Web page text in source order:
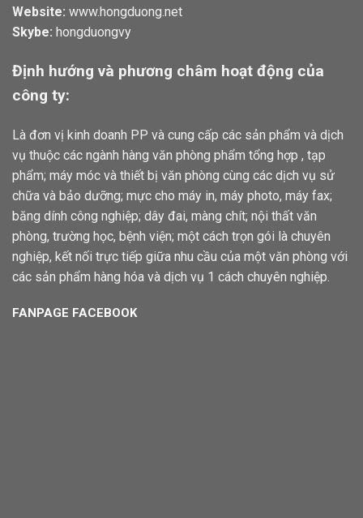
Website: www.hongduong.net
Skybe: hongduongvy
Định hướng và phương châm hoạt động của
công ty:
Là đơn vị kinh doanh PP và cung cấp các sản phẩm và dịch
vụ thuộc các ngành hàng văn phòng phẩm tổng hợp , tạp
phẩm; máy móc và thiết bị văn phòng cùng các dịch vụ sử
chữa và bảo dưỡng; mực cho máy in, máy photo, máy fax;
băng dính công nghiệp; dây đai, màng chít; nội thất văn
phòng, trường học, bệnh viện; một cách trọn gói là chuyên
nghiệp, kết nối trực tiếp giữa nhu cầu của một văn phòng với
các sản phẩm hàng hóa và dịch vụ 1 cách chuyên nghiệp.
FANPAGE FACEBOOK